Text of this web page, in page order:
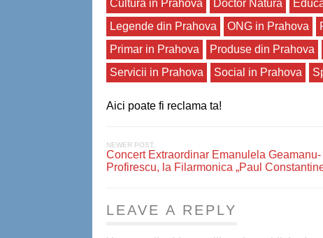
Cultura in Prahova Doctor Natura
Legende din Prahova
ONG in Prahova
Primar in Prahova
Produse din Prahova
Servicii in Prahova
Social in Prahova
Aici poate fi reclama ta!
NEWER POST
Concert Extraordinar Emanulela Geamanu-
Profirescu, la Filarmonica „Paul
LEAVE A REPLY